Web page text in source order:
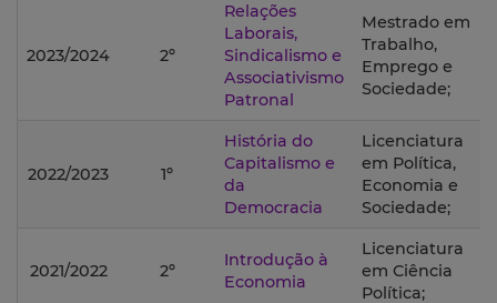
2023/2024 2º
Relações
Laborais,
Sindicalismo e
Associativismo
Patronal
Mestrado em
Trabalho,
Emprego e
Sociedade;
2022/2023 1º
História do
Capitalismo e
da
Democracia
Licenciatura
em Política,
Economia e
Sociedade;
2021/2022 2º
Introdução à
Economia
Licenciatura
em Ciência
Política;